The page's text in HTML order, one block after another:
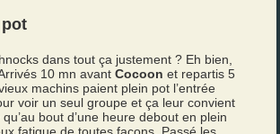
pot
dans tout ça justement ? Eh bien,
10 mn avantCocoon et repartis 5
machins paient plein pot l’entrée
voir un seul groupe et ça leur convient
bout d’une heure debout en plein